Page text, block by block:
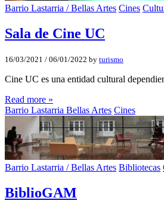
Barrio Lastarria / Bellas Artes Cines
Sala de Cine UC
16/03/2021 / 06/01/2022 by turismo
Cine UC es una entidad cultural
Read more »
Barrio Lastarria Bellas Artes Cines
Barrio Lastarria / Bellas Artes Bibliotecas
BiblioGAM